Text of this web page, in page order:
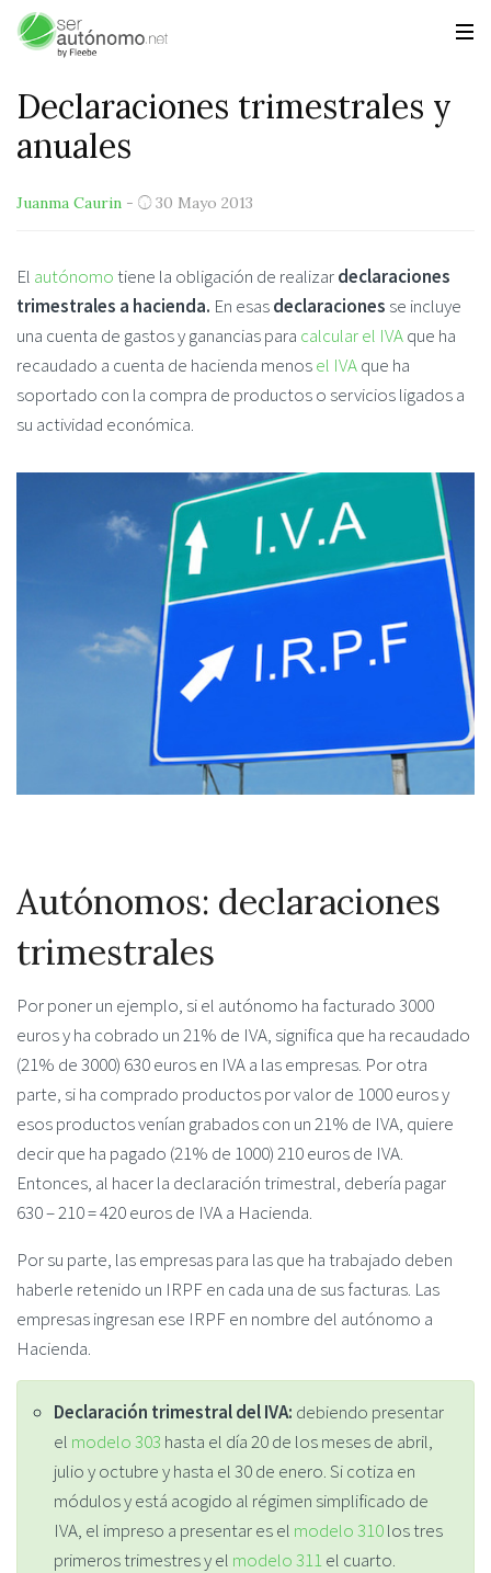
Declaraciones trimestrales y
anuales
Juanma Caurin - 30 Mayo 2013
El autónomotiene la obligación de realizardeclaraciones
trimestrales a hacienda. En esasdeclaraciones se incluye
una cuenta de gastos y ganancias para calcular el IVAque ha
recaudado a cuenta de hacienda menosel IVAque ha
soportado con la compra de productos o servicios ligados a
su actividad económica.
Autónomos: declaraciones
trimestrales
Por poner un ejemplo, si el autónomo ha facturado 3000
euros y ha cobrado un 21% de IVA, significa que ha recaudado
(21% de 3000) 630 euros en IVA a las empresas. Por otra
parte, si ha comprado productos por valor de 1000 euros y
esos productos venían grabados con un 21% de IVA, quiere
decir que ha pagado (21% de 1000) 210 euros de IVA.
Entonces, al hacer la declaración trimestral, debería pagar
630 – 210 = 420 euros de IVA a Hacienda.
Por su parte, las empresas para las que ha trabajado deben
haberle retenido un IRPF en cada una de sus facturas. Las
empresas ingresan ese IRPF en nombre del autónomo a
Hacienda.
Declaración trimestral del IVA: debiendo presentar
el modelo 303 hasta el día 20 de los meses de abril,
julio y octubre y hasta el 30 de enero. Si cotiza en
módulos y está acogido al régimen simplificado de
IVA, el impreso a presentar es el modelo 310los tres
primeros trimestres y el modelo 311el cuarto.